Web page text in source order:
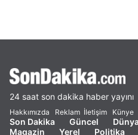
24 saat son dakika haber yayını
Hakkımızda Reklam İletişim Künye
Son Dakika Güncel
Magazin
Yerel Politika